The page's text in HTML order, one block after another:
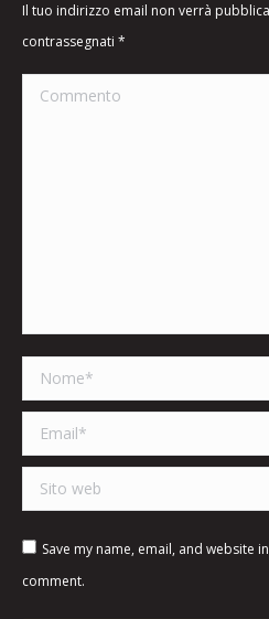
Il tuo indirizzo email non verrà
contrassegnati *
Commento
Nome *
Email *
Sito web
Save my name, email, and website
comment.